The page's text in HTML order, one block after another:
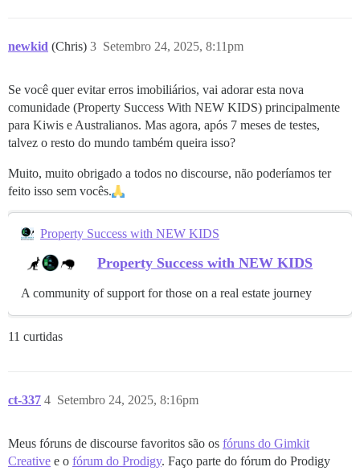
newkid (Chris) Setembro 24, 2025, 8:11pm
3
Se você quer evitar erros imobiliários, vai adorar esta nova
comunidade (Property Success With NEW KIDS) principalmente
para Kiwis e Australianos. Mas agora, após 7 meses de testes,
talvez o resto do mundo também queira isso?
Muito, muito obrigado a todos no discourse, não poderíamos ter
feito isso sem vocês.
Property Success with NEW KIDS
Property Success with NEW KIDS
A community of support for those on a real estate journey
11 curtidas
ct-337 Setembro 24, 2025, 8:16pm
4
Meus fóruns de discourse favoritos são os fóruns do Gimkit
Creative e o fórum do Prodigy. Faço parte do fórum do Prodigy